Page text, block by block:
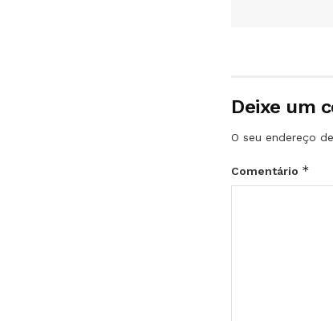
Deixe um
O seu endereço
Comentário *